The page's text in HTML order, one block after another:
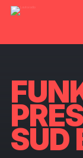
SUD